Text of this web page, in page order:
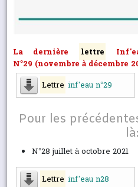
La dernière lettre
N°29 (novembre à décembre
Lettre inf'eau n°29
Pour les
là:
N°28 juillet à octobre 2021
Lettre inf'eau n28